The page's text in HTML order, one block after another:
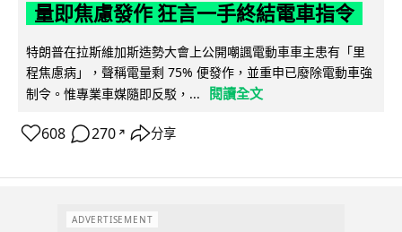
量即焦慮發作 狂言一手終結電車指令
特朗普在拉斯維加斯造勢大會上公開嘲諷電動車車主患有「里
程焦慮病」，聲稱電量剩 75% 便發作，並重申已廢除電動車強
制令。惟專業車媒隨即反駁，...
閱讀全文
608 270 ↗ 分享
ADVERTISEMENT